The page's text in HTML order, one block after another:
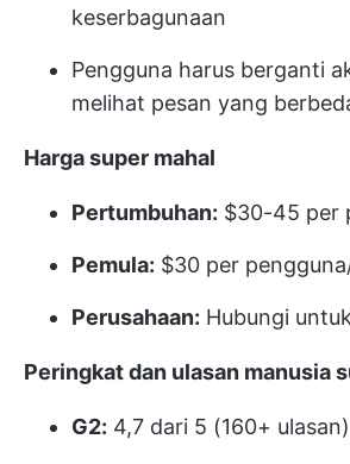
keserbagunaan
Pengguna harus berganti
melihat pesan yang
Harga super mahal
Pertumbuhan: $30-45 per
Pemula: $30 per
Perusahaan: Hubungi
Peringkat dan ulasan manusia
G2: 4,7 dari 5 (160+ ulasan)